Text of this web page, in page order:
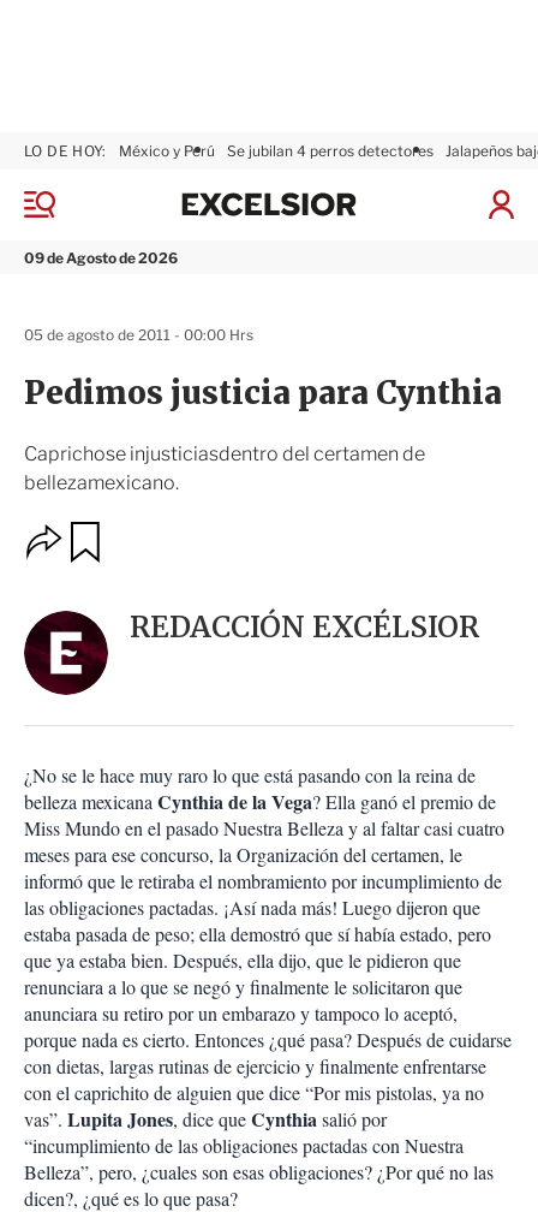
M
n
09 de Agosto de 2026
LO DE HOY: México y Perú Se jubilan 4 perros detectores Jalapeños
I
e
x
Pedimos justicia para Cynthia
Caprichose injusticiasdentro del certamen de
bellezamexicano.
05 de agosto de 2011 - 00:00 Hrs
O
p
n
e
s
o
m
p
a
r
t
i
r
a
r
REDACCIÓN EXCÉLSIOR
¿No se le hace muy raro lo que está pasando con la reina de
belleza mexicana Cynthia de la Vega? Ella ganó el premio de
Miss Mundo en el pasado Nuestra Belleza y al faltar casi cuatro
meses para ese concurso, la Organización del certamen, le
informó que le retiraba el nombramiento por incumplimiento de
las obligaciones pactadas. ¡Así nada más! Luego dijeron que
estaba pasada de peso; ella demostró que sí había estado, pero
que ya estaba bien. Después, ella dijo, que le pidieron que
renunciara a lo que se negó y finalmente le solicitaron que
anunciara su retiro por un embarazo y tampoco lo aceptó,
porque nada es cierto. Entonces ¿qué pasa? Después de cuidarse
con dietas, largas rutinas de ejercicio y finalmente enfrentarse
con el caprichito de alguien que dice “Por mis pistolas, ya no
vas”. Lupita Jones, dice queCynthiasalió por
“incumplimiento de las obligaciones pactadas con Nuestra
Belleza”, pero, ¿cuales son esas obligaciones? ¿Por qué no las
dicen?, ¿qué es lo que pasa?